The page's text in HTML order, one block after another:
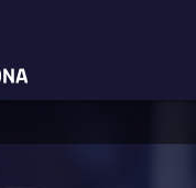
with-name
League